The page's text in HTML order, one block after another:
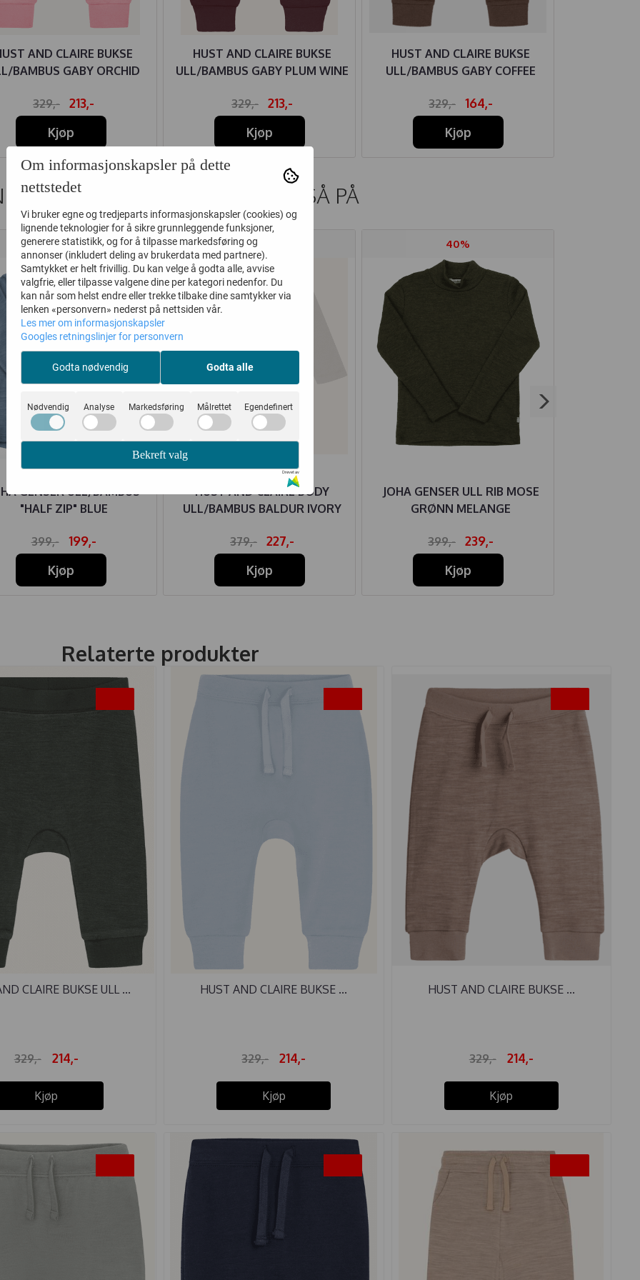
AND CLAIRE BUKSE
BAMBUS GABY ORCHID
329,-
213,-
Kjøp
HUST AND CLAIRE BUKSE
ULL/BAMBUS GABY PLUM WINE
329,-
213,-
Kjøp
HUST AND CLAIRE BUKSE
ULL/BAMBUS GABY COFFEE
329,-
164,-
Kjøp
SOM SÅ PÅ DETTE SÅ OGSÅ PÅ
50%
GENSER ULL/BAMBUS
"HALF ZIP" BLUE
399,-
199,-
Kjøp
40%
HUST AND CLAIRE BODY
ULL/BAMBUS BALDUR IVORY
379,-
227,-
Kjøp
40%
JOHA GENSER ULL RIB MOSE
GRØNN MELANGE
399,-
239,-
Kjøp
Relaterte produkter
CLAIRE BUKSE ULL ...
329,- 214,-
Kjøp
HUST AND CLAIRE BUKSE ...
329,- 214,-
Kjøp
HUST AND CLAIRE BUKSE ...
329,- 214,-
Kjøp
Om informasjonskapsler på dette
nettstedet
Vi bruker egne og tredjeparts informasjonskapsler (cookies) og
lignende teknologier for å sikre grunnleggende funksjoner,
generere statistikk, og for å tilpasse markedsføring og
annonser (inkludert deling av brukerdata med partnere).
Samtykket er helt frivillig. Du kan velge å godta alle, avvise
valgfrie, eller tilpasse valgene dine per kategori nedenfor. Du
kan når som helst endre eller trekke tilbake dine samtykker via
lenken «personvern» nederst på nettsiden vår.
Les mer om informasjonskapsler
Googles retningslinjer for personvern
Godta nødvendig Godta alle
Nødvendig Analyse Markedsføring Målrettet Egendefinert
Bekreft valg
Drevet av